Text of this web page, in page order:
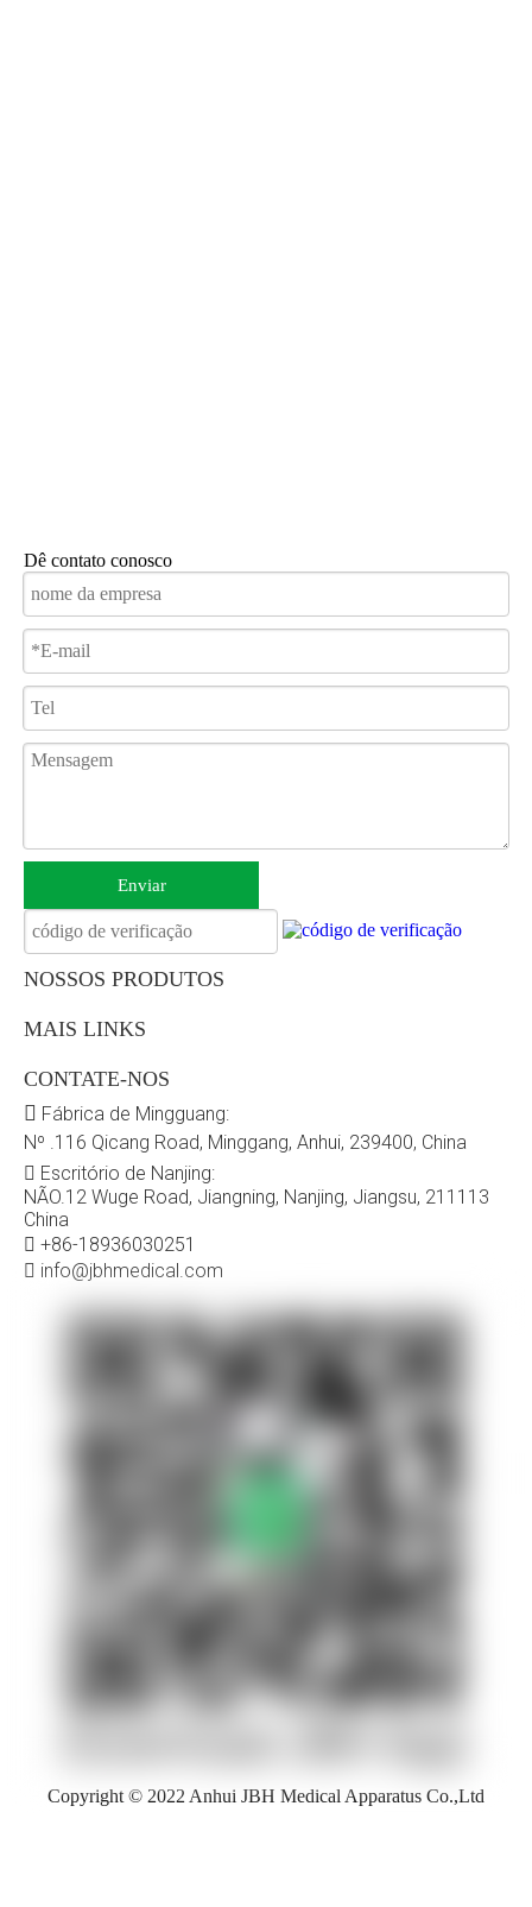
Dê contato conosco
Enviar
NOSSOS PRODUTOS
MAIS LINKS
CONTATE-NOS
 Fábrica de Mingguang:
Nº .116 Qicang Road, Minggang, Anhui, 239400, China
 Escritório de Nanjing:
NÃO.12 Wuge Road, Jiangning, Nanjing, Jiangsu, 211113
China
 +86-18936030251
 info@jbhmedical.com
Copyright © 2022 Anhui JBH Medical Apparatus Co.,Ltd